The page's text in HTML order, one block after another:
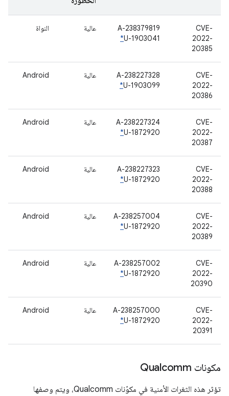
CVE-
2022-
20385
A-238379819
U-1903041
*
عالية النواة
CVE-
2022-
20386
A-238227328
U-1903099
*
عالية Android
CVE-
2022-
20387
A-238227324
U-1872920
*
عالية Android
CVE-
2022-
20388
A-238227323
U-1872920
*
عالية Android
CVE-
2022-
20389
A-238257004
U-1872920
*
عالية Android
CVE-
2022-
20390
A-238257002
U-1872920
*
عالية Android
CVE-
2022-
20391
A-238257000
U-1872920
*
عالية Android
مكونات Qualcomm
تؤثر هذه الثغرات الأمنية في مكوّنات Qualcomm، ويتم وصفها